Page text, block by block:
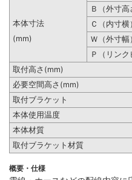
Ｂ（外寸高
本体寸法
Ｃ（内寸横
(mm)
Ｗ（外寸幅
Ｐ（リンク
取付高さ(mm)
必要空間高さ(mm)
取付ブラケット
本体使用温度
本体材質
取付ブラケット材質
概要・仕様